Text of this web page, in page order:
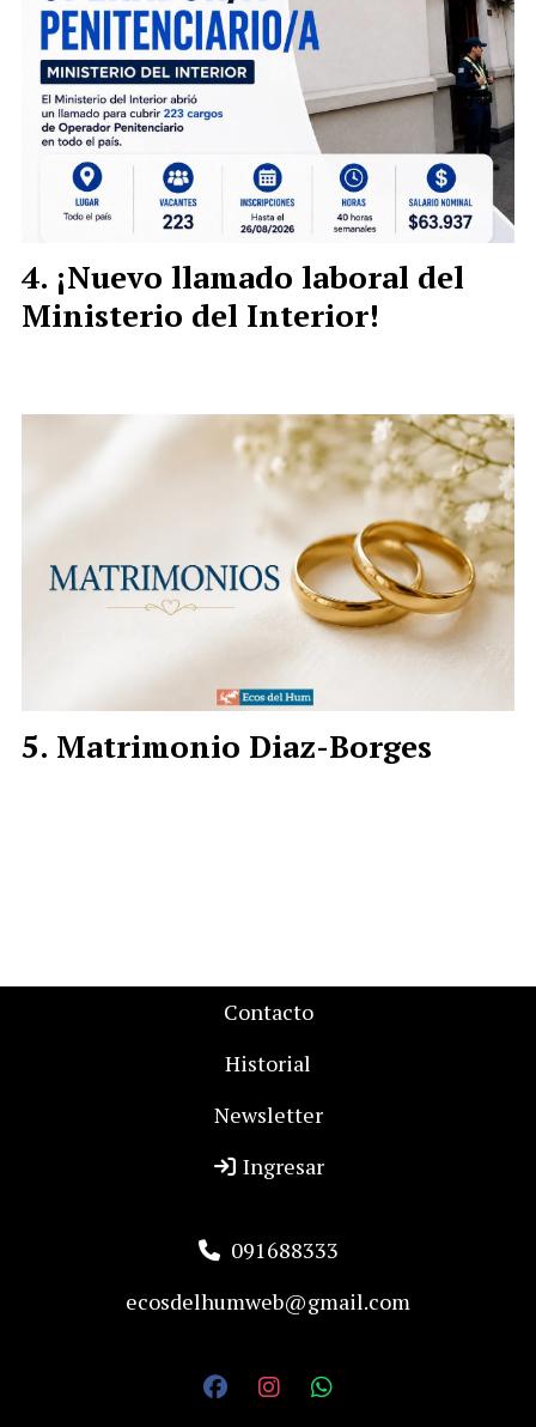
¡Nuevo llamado laboral del
Ministerio del Interior!
Matrimonio Diaz-Borges
Contacto
Historial
Newsletter
Ingresar
091688333
ecosdelhumweb@gmail.com